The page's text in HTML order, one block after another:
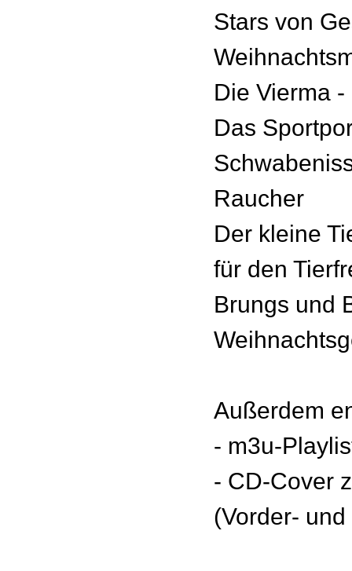
Stars von
Die Vierma
Das
Raucher
Der kleine
für den
Brungs und
Außerdem
- m3u-
- CD-Cover
(Vorder-